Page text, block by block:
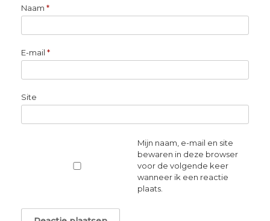
Naam *
E-mail *
Site
Mijn naam, e-mail en site
bewaren in deze browser
voor de volgende keer
wanneer ik een reactie
plaats.